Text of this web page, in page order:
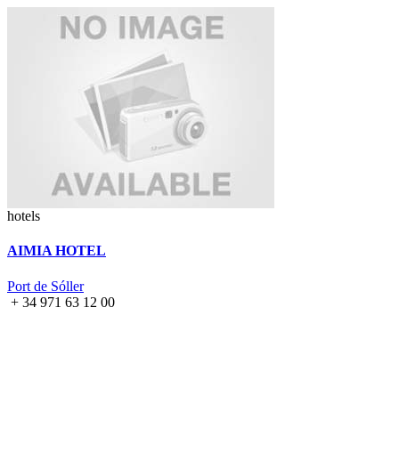
hotels
AIMIA HOTEL
Port de Sóller
+ 34 971 63 12 00